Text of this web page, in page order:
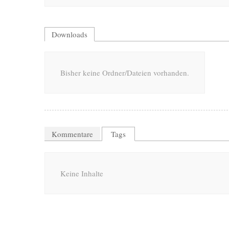
Downloads
Bisher keine Ordner/Dateien vorhanden.
Kommentare Tags
Keine Inhalte